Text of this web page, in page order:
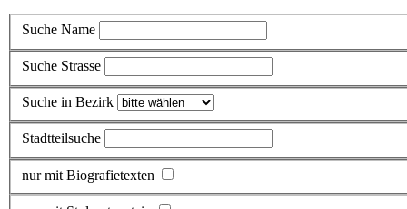
Suche Name
Suche Strasse
Suche in Bezirk
Stadtteilsuche
nur mit Biografietexten